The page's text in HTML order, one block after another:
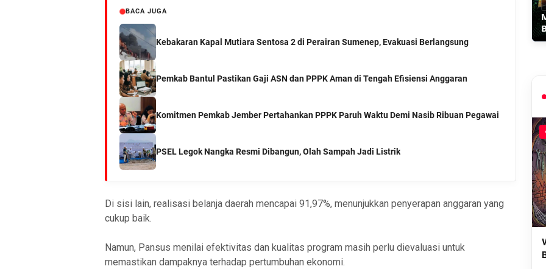
BACA JUGA
Kebakaran Kapal Mutiara Sentosa 2 di Perairan Sumenep, Evakuasi Berlangsung
Pemkab Bantul Pastikan Gaji ASN dan PPPK Aman di Tengah Efisiensi Anggaran
Komitmen Pemkab Jember Pertahankan PPPK Paruh Waktu Demi Nasib Ribuan Pegawai
PSEL Legok Nangka Resmi Dibangun, Olah Sampah Jadi Listrik
Di sisi lain, realisasi belanja daerah mencapai 91,97%, menunjukkan penyerapan anggaran yang
cukup baik.
Namun, Pansus menilai efektivitas dan kualitas program masih perlu dievaluasi untuk
memastikan dampaknya terhadap pertumbuhan ekonomi.